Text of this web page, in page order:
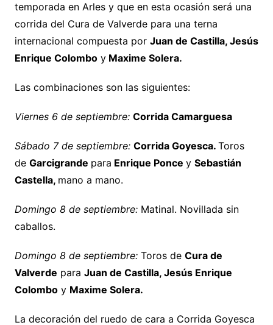
temporada en Arles y que en esta ocasión será una
corrida del Cura de Valverde para una terna
internacional compuesta por Juan de Castilla, Jesús
Enrique ColomboyMaxime Solera.
Las combinaciones son las siguientes:
Viernes 6 de septiembre: Corrida Camarguesa
Sábado 7 de septiembre: Corrida Goyesca. Toros
de Garcigrande para Enrique Ponce y Sebastián
Castella, mano a mano.
Domingo 8 de septiembre:Matinal. Novillada sin
caballos.
Domingo 8 de septiembre:Toros de Cura de
Valverde para Juan de Castilla, Jesús Enrique
Colomboy Maxime Solera.
La decoración del ruedo de cara a Corrida Goyesca